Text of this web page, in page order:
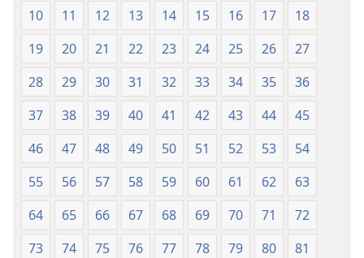
10
11 12 13 14 15 16 17
18
19
20 21 22 23 24 25 26
27
28
29 30 31 32 33 34 35
36
37
38 39 40 41 42 43 44
45
46
47 48 49 50 51 52 53
54
55
56 57 58 59 60 61 62
63
64
65 66 67 68 69 70 71
72
73
74 75 76 77 78 79 80
81